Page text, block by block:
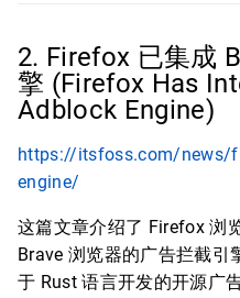
2. Firefox 已集成
擎 (Firefox Has
Adblock Engine)
https://itsfoss.com/news/
engine/
这篇文章介绍了 Firefox 浏
Brave 浏览器的广告拦截引
于 Rust 语言开发的开源广